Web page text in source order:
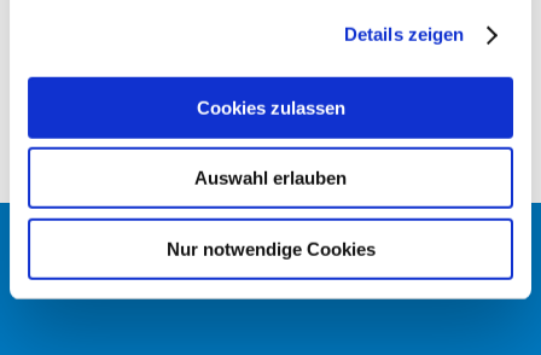
Details zeigen
Cookies zulassen
Auswahl erlauben
Nur notwendige Cookies
Influenza, Covid und RSV Impfung